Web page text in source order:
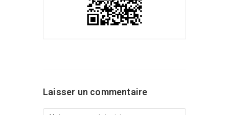
Laisser un commentaire